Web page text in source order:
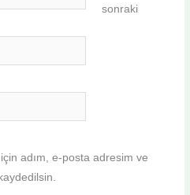
sonraki
adım, e-posta adresim ve